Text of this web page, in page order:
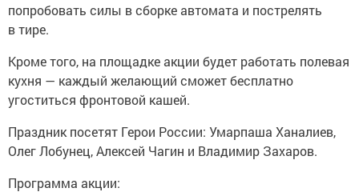
попробовать силы в сборке автомата и пострелять
в тире.
Кроме того, на площадке акции будет работать полевая
кухня — каждый желающий сможет бесплатно
угоститься фронтовой кашей.
Праздник посетят Герои России: Умарпаша Ханалиев,
Олег Лобунец, Алексей Чагин и Владимир Захаров.
Программа акции: